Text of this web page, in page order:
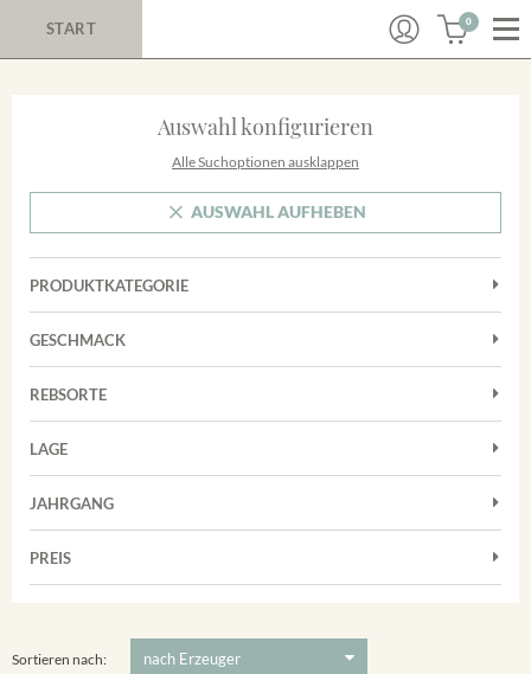
START 0
Auswahl konfigurieren
Alle Suchoptionen ausklappen
AUSWAHL AUFHEBEN
PRODUKTKATEGORIE
Cuvées
Rosé
Weißwein
GESCHMACK
Trocken
REBSORTE
Chardonnay
Grauburgunder
Riesling
Spätburgunder
LAGE
Achkarrer Schlossberg
Vorderer Winklerberg
Winklerberg Hinter Winklen
JAHRGANG
PREIS
Sortieren nach: